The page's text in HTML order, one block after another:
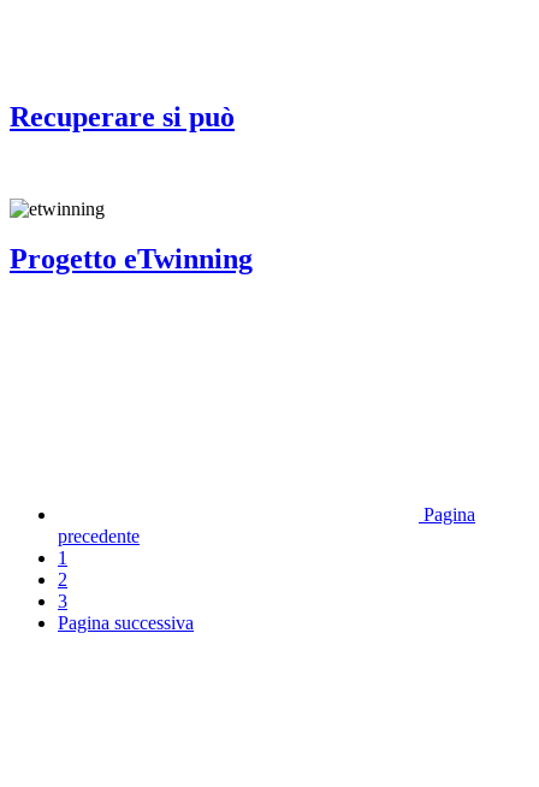
Recuperare si può
Progetto eTwinning
Pagina
precedente
1
2
3
Pagina successiva